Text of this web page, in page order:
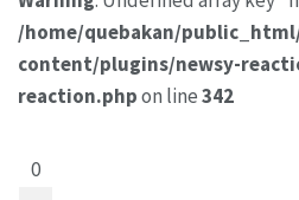
/home/quebakan/
content/plugins/newsy-
reaction.phpon line342
0